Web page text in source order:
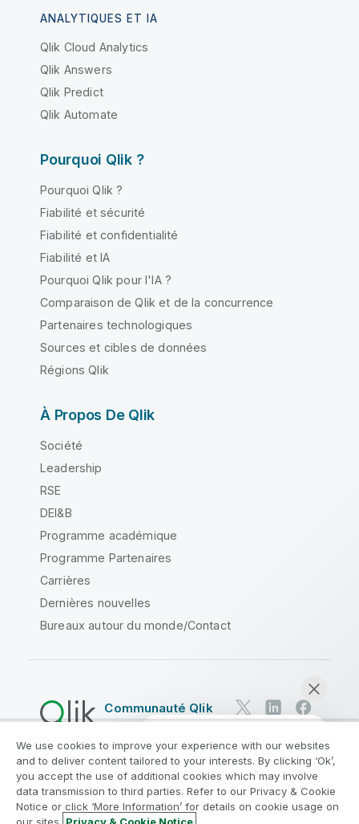
ANALYTIQUES ET IA
Qlik Cloud Analytics
Qlik Answers
Qlik Predict
Qlik Automate
Pourquoi Qlik ?
Pourquoi Qlik ?
Fiabilité et sécurité
Fiabilité et confidentialité
Fiabilité et IA
Pourquoi Qlik pour l'IA ?
Comparaison de Qlik et de la concurrence
Partenaires technologiques
Sources et cibles de données
Régions Qlik
À Propos De Qlik
Société
Leadership
RSE
DEI&B
Programme académique
Programme Partenaires
Carrières
Dernières nouvelles
Bureaux autour du monde/Contact
Communauté Qlik
Contrats juridiques
Conditions d'utilisation des produits
Legal Policies
Conditions légales
Conditions d'utilisation
Marques
We use cookies to improve your experience with our websites
and to deliver content tailored to your interests. By clicking ‘Ok’,
you accept the use of additional cookies which may involve
data transmission to third parties. Refer to our Privacy & Cookie
Notice or click ‘More Information’ for details on cookie usage on